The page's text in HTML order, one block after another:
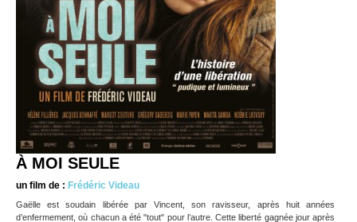
À MOI SEULE
un film de : Frédéric Videau
Gaëlle est soudain libérée par Vincent, son ravisseur, après huit années
d’enfermement, où chacun a été "tout" pour l’autre. Cette liberté gagnée jour après